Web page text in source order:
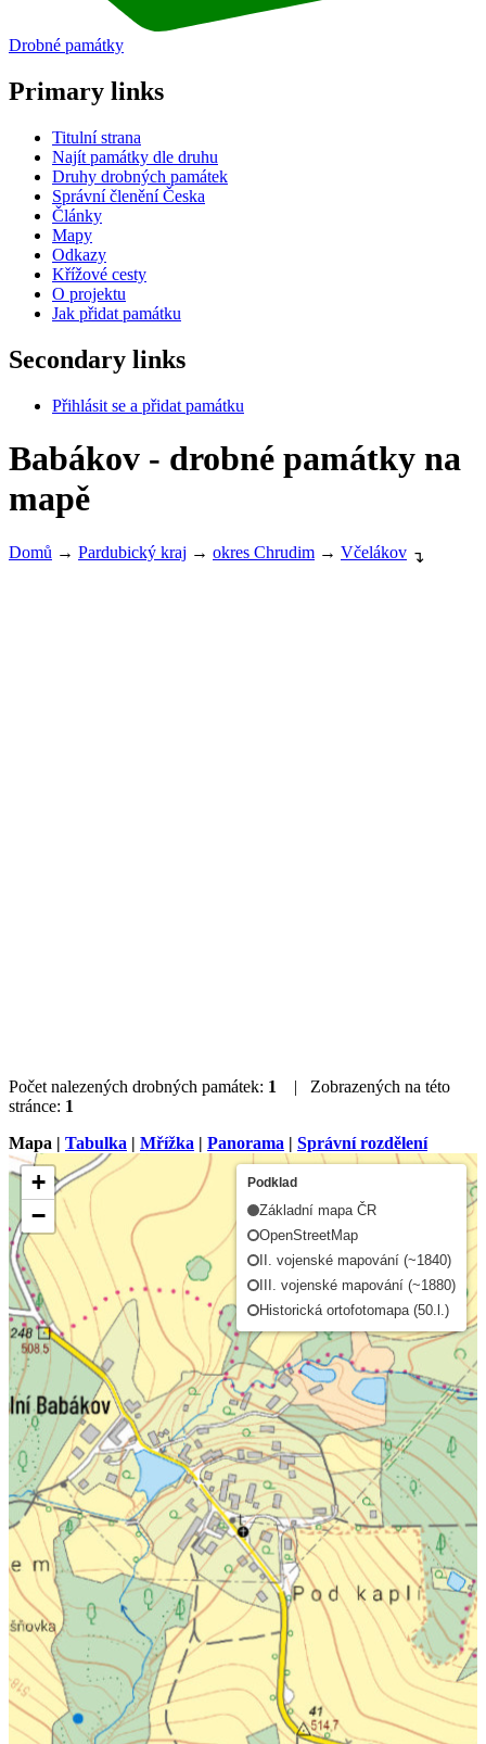
Drobné památky
Primary links
Titulní strana
Najít památky dle druhu
Druhy drobných památek
Správní členění Česka
Články
Mapy
Odkazy
Křížové cesty
O projektu
Jak přidat památku
Secondary links
Přihlásit se a přidat památku
Babákov - drobné památky na
mapě
Domů → Pardubický kraj → okres Chrudim → Včelákov ↴
Počet nalezených drobných památek: 1
| Zobrazených na této
stránce: 1
Mapa | Tabulka | Mřížka | Panorama | Správní rozdělení
+
−
Podklad
Základní mapa ČR
OpenStreetMap
II. vojenské mapování (~1840)
III. vojenské mapování (~1880)
Historická ortofotomapa (50.l.)